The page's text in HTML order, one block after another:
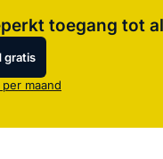
toegang tot
gratis
maand